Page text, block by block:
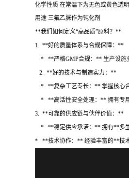
化学性质 在常温下为无色或黄色透
用途 三氟乙脒作为钝化剂
**我们如何定义“高品质”原料？**
1. **好的质量体系与合规保障：**
* **严格GMP合规：** 生产设施
2. **好的技术与制造实力：**
* **复杂工艺专长：** 掌握核心合
* **高活性安全处理：** 拥有专用
3. **可靠的供应链与伙伴价值：**
* **稳定供应承诺：** 拥有**多生
* **技术协作：** 经验丰富的**技术